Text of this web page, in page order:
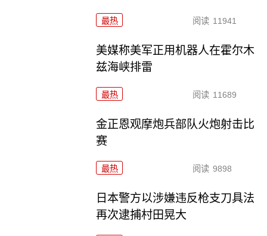
最热 阅读 11941
美媒称美军正用机器人在霍尔木
兹海峡排雷
最热 阅读 11689
金正恩观摩炮兵部队火炮射击比
赛
最热 阅读 9898
日本警方以涉嫌违反枪支刀具法
再次逮捕村田晃大